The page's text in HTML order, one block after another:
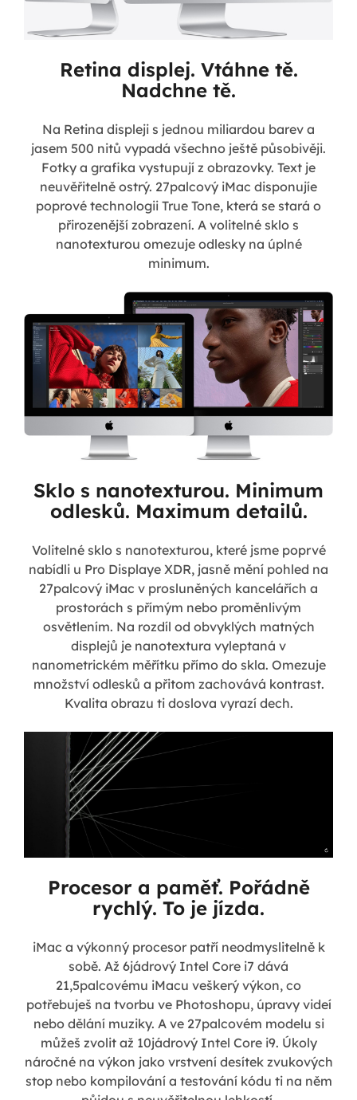
Retina displej. Vtáhne tě.
Nadchne tě.
Na Retina displeji s jednou miliardou barev a
jasem 500 nitů vypadá všechno ještě působivěji.
Fotky a grafika vystupují z obrazovky. Text je
neuvěřitelně ostrý. 27palcový iMac disponujíe
poprové technologii True Tone, která se stará o
přirozenější zobrazení. A volitelné sklo s
nanotexturou omezuje odlesky na úplné
minimum.
Sklo s nanotexturou. Minimum
odlesků. Maximum detailů.
Volitelné sklo s nanotexturou, které jsme poprvé
nabídli u Pro Displaye XDR, jasně mění pohled na
27palcový iMac v prosluněných kancelářích a
prostorách s přímým nebo proměnlivým
osvětlením. Na rozdíl od obvyklých matných
displejů je nanotextura vyleptaná v
nanometrickém měřítku přímo do skla. Omezuje
množství odlesků a přitom zachovává kontrast.
Kvalita obrazu ti doslova vyrazí dech.
Procesor a paměť. Pořádně
rychlý. To je jízda.
iMac a výkonný procesor patří neodmyslitelně k
sobě. Až 6jádrový Intel Core i7 dává
21,5palcovému iMacu veškerý výkon, co
potřebuješ na tvorbu ve Photoshopu, úpravy videí
nebo dělání muziky. A ve 27palcovém modelu si
můžeš zvolit až 10jádrový Intel Core i9. Úkoly
náročné na výkon jako vrstvení desítek zvukových
stop nebo kompilování a testování kódu ti na něm